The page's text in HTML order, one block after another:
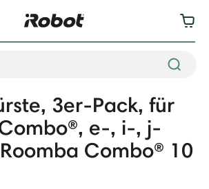
3er-Pack, für
e-, i-, j-
Combo® 10